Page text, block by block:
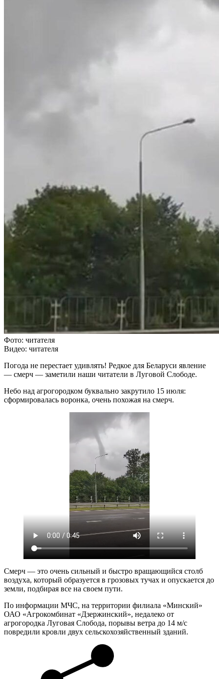
Фото: читателя
Видео: читателя
Погода не перестает удивлять! Редкое для Беларуси явление
— смерч — заметили наши читатели в Луговой Слободе.
Небо над агрогородком буквально закрутило 15 июля:
сформировалась воронка, очень похожая на смерч.
Смерч — это очень сильный и быстро вращающийся столб
воздуха, который образуется в грозовых тучах и опускается до
земли, подбирая все на своем пути.
По информации МЧС, на территории филиала «Минский»
ОАО «Агрокомбинат «Дзержинский», недалеко от
агрогородка Луговая Слобода, порывы ветра до 14 м/с
повредили кровли двух сельскохозяйственный зданий.